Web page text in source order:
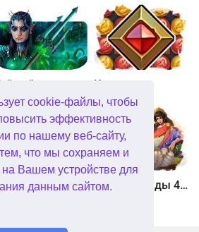
cookie-файлы, чтобы
эффективность
по нашему веб-сайту,
что мы сохраняем и
Вашем устройстве для
данным сайтом.
понадобятся: кнопка мыши, арсенал
Кстати, обязательно
за такое количество медалей можно и
разнообразные цепочки и сочетания.
Квадриум
Мундус. Невозможная вселенная Герои Эллады 4. Рождение мифа